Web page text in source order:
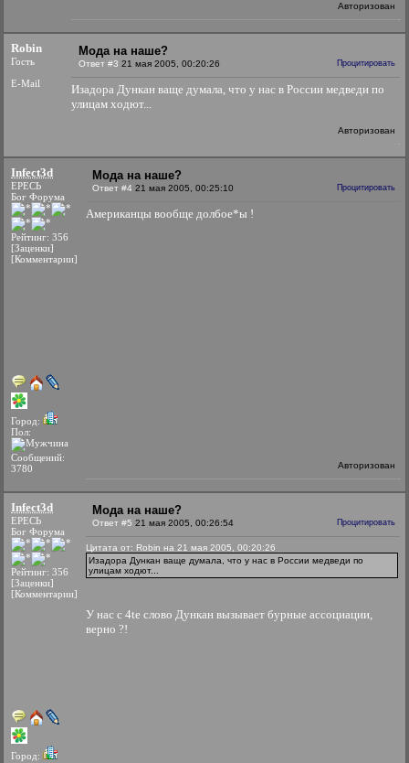
Авторизован
Robin
Гость
E-Mail
Мода на наше?
Ответ #3 21 мая 2005, 00:20:26 Процитировать
Изадора Дункан ваще думала, что у нас в России медведи по
улицам ходют...
Авторизован
Infect3d
ЕРЕСЬ
Бог Форума
Рейтинг: 356
[Заценки]
[Комментарии]
Город:
Пол:
Сообщений:
3780
Мода на наше?
Ответ #4 21 мая 2005, 00:25:10 Процитировать
Американцы вообще долбое*ы !
Авторизован
Infect3d
ЕРЕСЬ
Бог Форума
Рейтинг: 356
[Заценки]
[Комментарии]
Город:
Мода на наше?
Ответ #5 21 мая 2005, 00:26:54 Процитировать
Цитата от: Robin на 21 мая 2005, 00:20:26
Изадора Дункан ваще думала, что у нас в России медведи по
улицам ходют...
У нас с 4te слово Дункан вызывает бурные ассоциации,
верно ?!